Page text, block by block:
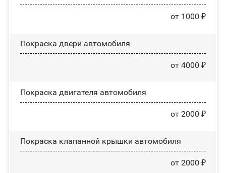
от 1000 ₽
Покраска двери автомобиля
от 4000 ₽
Покраска двигателя автомобиля
от 2000 ₽
Покраска клапанной крышки автомобиля
от 2000 ₽